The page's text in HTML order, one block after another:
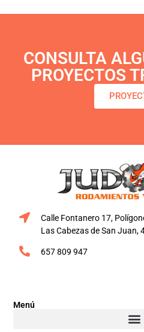
CONSULTA
PROYECTOS
Calle Fontanero 17,
Las Cabezas de San Juan,
657 809 947
Menú